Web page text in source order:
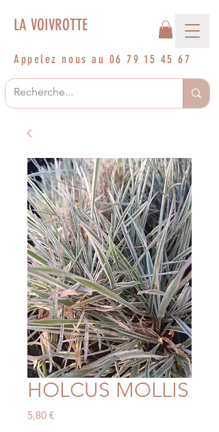
LA VOIVROTTE
Appelez nous au 06 79 15 45 67
HOLCUS MOLLIS
5,80 €Prix